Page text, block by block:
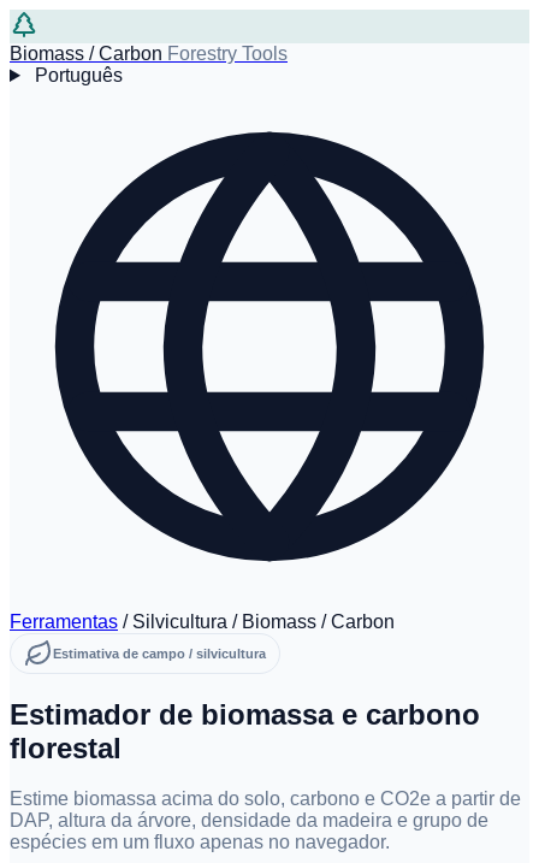
Biomass / Carbon Forestry Tools
Português
Ferramentas / Silvicultura / Biomass / Carbon
Estimativa de campo / silvicultura
Estimador de biomassa e carbono
florestal
Estime biomassa acima do solo, carbono e CO2e a partir de
DAP, altura da árvore, densidade da madeira e grupo de
espécies em um fluxo apenas no navegador.